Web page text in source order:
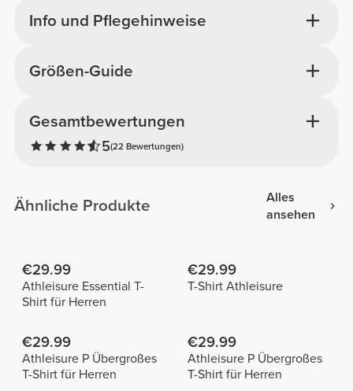
Info und Pflegehinweise
Gesamtbewertungen
5(22 Bewertungen)
Größen-Guide
Ähnliche Produkte
Alles
ansehen
€29.99
Athleisure Essential T-
Shirt für Herren
€29.99
T-Shirt Athleisure
€29.99
Athleisure P Übergroßes
T-Shirt für Herren
€29.99
Athleisure P Übergroßes
T-Shirt für Herren